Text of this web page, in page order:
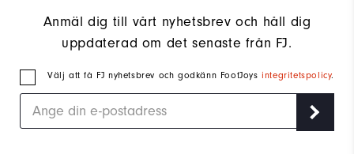
Anmäl dig till vårt nyhetsbrev och håll dig
uppdaterad om det senaste från FJ.
Välj att få FJ nyhetsbrev och godkänn FootJoysintegritetspolicy.